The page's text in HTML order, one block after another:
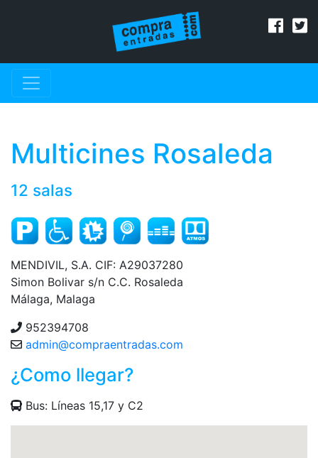
Multicines Rosaleda
12 salas
MENDIVIL, S.A. CIF: A29037280
Simon Bolivar s/n C.C. Rosaleda
Málaga, Malaga
952394708
admin@compraentradas.com
¿Como llegar?
Bus: Líneas 15,17 y C2